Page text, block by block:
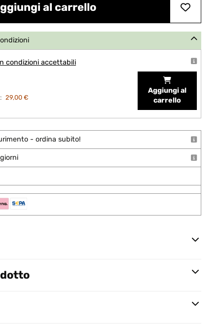
al carrello
condizioni accettabili
29,00 €
Aggiungi al
carrello
- ordina subito!